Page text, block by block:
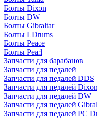
Болты Dixon
Болты DW
Болты Gibraltar
Болты LDrums
Болты Peace
Болты Pearl
Запчасти для барабанов
Запчасти для педалей
Запчасти для педалей DDS
Запчасти для педалей Dixon
Запчасти для педалей DW
Запчасти для педалей
Запчасти для педалей PC